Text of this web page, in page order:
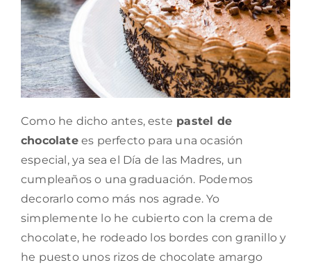
Como he dicho antes, este pastel de
chocolatees perfecto para una ocasión
especial, ya sea el Día de las Madres, un
cumpleaños o una graduación. Podemos
decorarlo como más nos agrade. Yo
simplemente lo he cubierto con la crema de
chocolate, he rodeado los bordes con granillo y
he puesto unos rizos de chocolate amargo